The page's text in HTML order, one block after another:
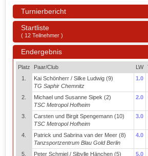
Turnierbericht
Startliste
( 12 Teilnehmer )
Endergebnis
Platz Paar/Club LW
1.
Kai Schönherr / Silke Ludwig (9)
TG Saphir Chemnitz
1.0
2.
Michael und Susanne Sipek (2)
TSC Metropol Hofheim
2.0
3.
Carsten und Birgit Spengemann (10)
TSC Metropol Hofheim
3.0
4.
Patrick und Sabrina van der Meer (8)
Tanzsportzentrum Blau Gold Berlin
4.0
5.
Peter Schmiel / Sibylle Hänchen (5)
5.0